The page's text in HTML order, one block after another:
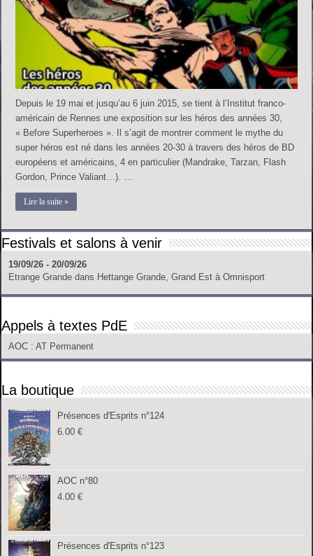
Depuis le 19 mai et jusqu’au 6 juin 2015, se tient à l’Institut franco-
américain de Rennes une exposition sur les héros des années 30,
« Before Superheroes ». Il s’agit de montrer comment le mythe du
super héros est né dans les années 20-30 à travers des héros de BD
européens et américains, 4 en particulier (Mandrake, Tarzan, Flash
Gordon, Prince Valiant…). …
Lire la suite »
Festivals et salons à venir
19/09/26 - 20/09/26
Etrange Grande dans Hettange Grande, Grand Est à Omnisport
Appels à textes PdE
AOC : AT Permanent
La boutique
Présences d'Esprits n°124
6.00€
AOC n°80
4.00€
Présences d'Esprits n°123